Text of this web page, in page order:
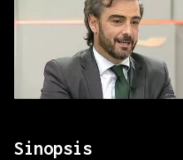
Sinopsis